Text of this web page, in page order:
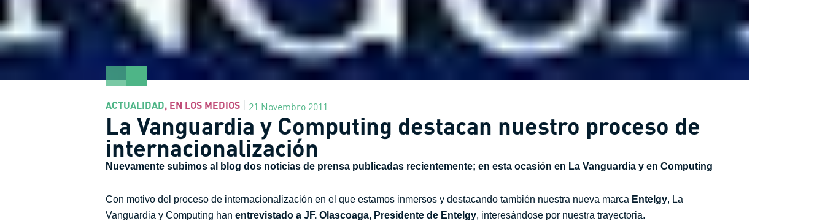
ACTUALIDAD, EN LOS MEDIOS 21 Novembro 2011
La Vanguardia y Computing destacan nuestro proceso de
internacionalización
Nuevamente subimos al blog dos noticias de prensa publicadas recientemente; en esta ocasión en La Vanguardia y en Computing
Con motivo del proceso de internacionalización en el que estamos inmersos y destacando también nuestra nueva marca Entelgy, La
Vanguardia y Computing han entrevistado a JF. Olascoaga, Presidente de Entelgy, interesándose por nuestra trayectoria.